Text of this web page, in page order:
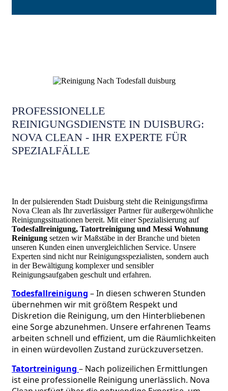
PROFESSIONELLE
REINIGUNGSDIENSTE IN DUISBURG:
NOVA CLEAN - IHR EXPERTE FÜR
SPEZIALFÄLLE
In der pulsierenden Stadt Duisburg steht die Reinigungsfirma
Nova Clean als Ihr zuverlässiger Partner für außergewöhnliche
Reinigungssituationen bereit. Mit einer Spezialisierung auf
Todesfallreinigung, Tatortreinigung und Messi Wohnung
Reinigung setzen wir Maßstäbe in der Branche und bieten
unseren Kunden einen unvergleichlichen Service. Unsere
Experten sind nicht nur Reinigungsspezialisten, sondern auch
in der Bewältigung komplexer und sensibler
Reinigungsaufgaben geschult und erfahren.
Todesfallreinigung – In diesen schweren Stunden
übernehmen wir mit größtem Respekt und
Diskretion die Reinigung, um den Hinterbliebenen
eine Sorge abzunehmen. Unsere erfahrenen Teams
arbeiten schnell und effizient, um die Räumlichkeiten
in einen würdevollen Zustand zurückzuversetzen.
Tatortreinigung – Nach polizeilichen Ermittlungen
ist eine professionelle Reinigung unerlässlich. Nova